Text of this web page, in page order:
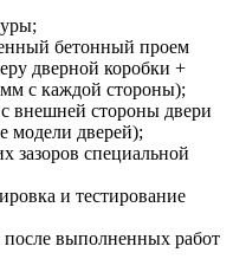
бетонный проем
дверной коробки +
мм с каждой стороны);
внешней стороны двери
модели дверей);
зазоров специальной
и тестирование
после выполненных работ